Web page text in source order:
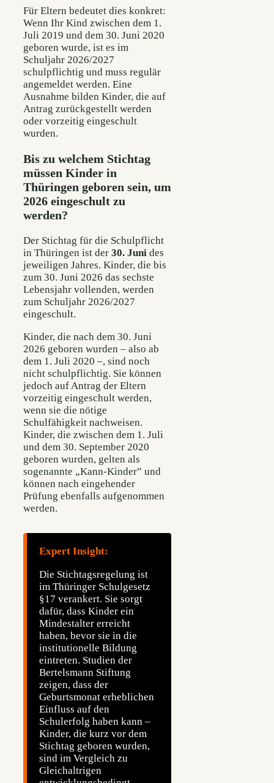
Für Eltern bedeutet dies konkret:
Wenn Ihr Kind zwischen dem 1.
Juli 2019 und dem 30. Juni 2020
geboren wurde, ist es im
Schuljahr 2026/2027
schulpflichtig und muss regulär
angemeldet werden. Eine
Ausnahme bilden Kinder, die auf
Antrag zurückgestellt werden
oder vorzeitig eingeschult
wurden.
Bis zu welchem Stichtag
müssen Kinder in
Thüringen geboren sein, um
2026 eingeschult zu
werden?
Der Stichtag für die Schulpflicht
in Thüringen ist der 30. Juni des
jeweiligen Jahres. Kinder, die bis
zum 30. Juni 2026 das sechste
Lebensjahr vollenden, werden
zum Schuljahr 2026/2027
eingeschult.
Kinder, die nach dem 30. Juni
2026 geboren wurden – also ab
dem 1. Juli 2020 –, sind noch
nicht schulpflichtig. Sie können
jedoch auf Antrag der Eltern
vorzeitig eingeschult werden,
wenn sie die nötige
Schulfähigkeit nachweisen.
Kinder, die zwischen dem 1. Juli
und dem 30. September 2020
geboren wurden, gelten als
sogenannte „Kann-Kinder” und
können nach eingehender
Prüfung ebenfalls aufgenommen
werden.
Expert Insight:
Die Stichtagsregelung ist
im Thüringer Schulgesetz
§17 verankert. Sie sorgt
dafür, dass Kinder ein
Mindestalter erreicht
haben, bevor sie in die
institutionelle Bildung
eintreten. Studien der
Bertelsmann Stiftung
zeigen, dass der
Geburtsmonat erheblichen
Einfluss auf den
Schulerfolg haben kann –
Kinder, die kurz vor dem
Stichtag geboren wurden,
sind im Vergleich zu
Gleichaltrigen